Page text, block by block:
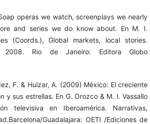
operas we watch, screenplays we nearly
and series we do know about. En M. I.
(Coords.), Global markets, local stories.
2008. Rio de Janeiro: Editora Globo
F. & Huizar, A. (2009) México: El creciente
y sus estrellas. En G. Orozco & M. I. Vassallo
televisiva en Iberoamérica. Narrativas,
Guadalajara: OETI /Ediciones de